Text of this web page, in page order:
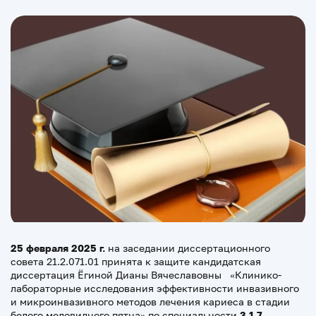
25 февраля 2025 г. на заседании диссертационного
совета 21.2.071.01 принята к защите кандидатская
диссертация Ёгиной Дианы Вячеславовны «Клинико-
лабораторные исследования эффективности инвазивного
и микроинвазивного методов лечения кариеса в стадии